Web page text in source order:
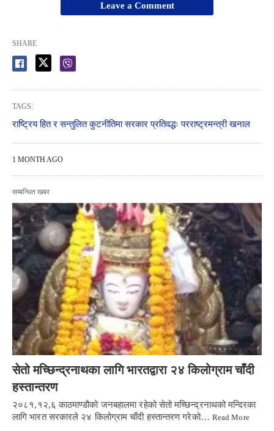
Leave a Comment
SHARE
TAGS:
राष्ट्रिय हित र सन्तुलित कुटनीतिमा सरकार प्रतिवद्धः परराष्ट्रमन्त्री खनाल
1 MONTH AGO
सम्बन्धित खबर
सेतो मच्छिन्द्रनाथका लागि भारतद्वारा २४ किलोग्राम चाँदी
हस्तान्तरण
२०८१,१२,६ काठमाण्डौको जनबहालमा रहेको सेतो मच्छिन्द्रनाथको मन्दिरका
लागि भारत सरकारले २४ किलोग्राम चाँदी हस्तान्तरण गरेको… Read More